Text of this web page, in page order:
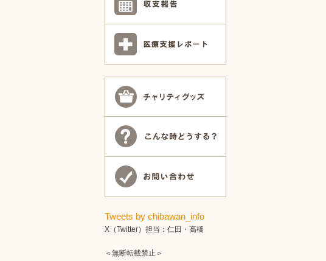
Tweets by chibawan_info
X（Twitter）担当：仁田・高橋
＜無断転載禁止＞